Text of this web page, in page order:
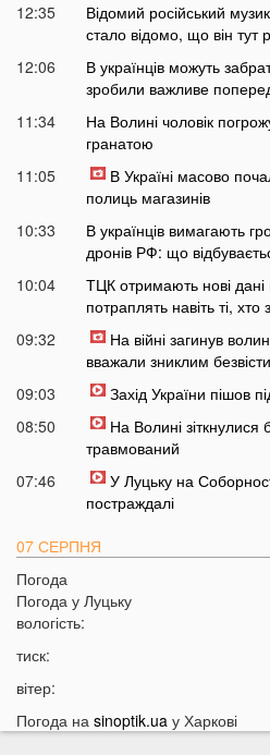
12:35
Відомий російський
стало відомо, що він тут
12:06
В українців можуть
зробили важливе
11:34
На Волині чоловік
гранатою
11:05
В Україні масово
полиць магазинів
10:33
В українців вимагають
дронів РФ: що
10:04
ТЦК отримають нові дані
потраплять навіть ті,
09:32
На війні загинув
вважали зниклим безвісти
09:03
Захід України пішов
08:50
На Волині зіткнулися
травмований
07:46
У Луцьку на
постраждалі
07 СЕРПНЯ
20:31
20:17
19:30
Назвали найжадібніших
Погода
Погода у Луцьку
вологість:
тиск:
вітер:
Погода на sinoptik.ua у Харкові